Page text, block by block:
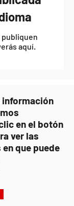
publiquen
aquí.
información
en el botón
ver las
que puede